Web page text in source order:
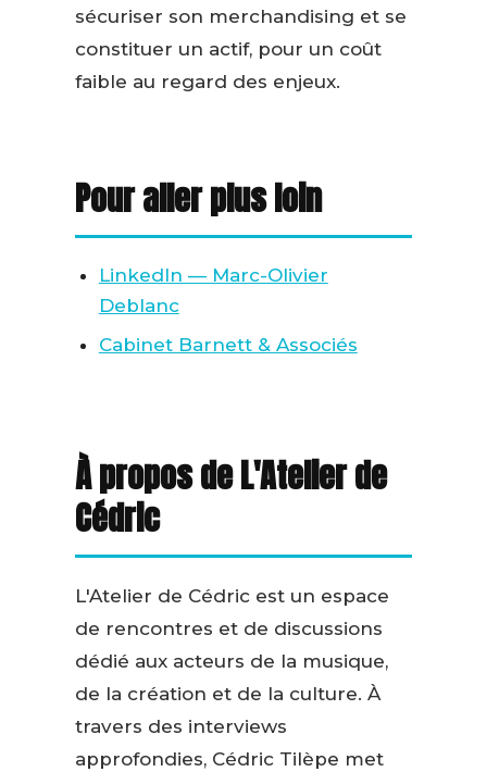
sécuriser son merchandising et se
constituer un actif, pour un coût
faible au regard des enjeux.
Pour aller plus loin
LinkedIn — Marc-Olivier
Deblanc
Cabinet Barnett & Associés
À propos de L'Atelier de
Cédric
L'Atelier de Cédric est un espace
de rencontres et de discussions
dédié aux acteurs de la musique,
de la création et de la culture. À
travers des interviews
approfondies, Cédric Tilèpe met